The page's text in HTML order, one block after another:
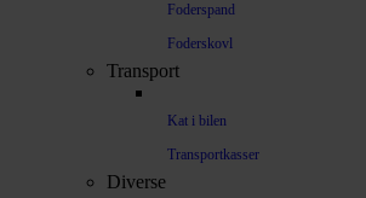
Foderspand
Foderskovl
Transport
Kat i bilen
Transportkasser
Diverse